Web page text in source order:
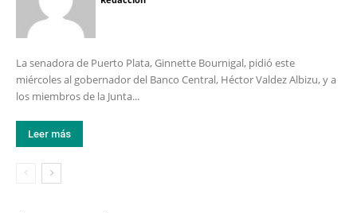
La senadora de Puerto Plata, Ginnette Bournigal, pidió este
miércoles al gobernador del Banco Central, Héctor Valdez Albizu, y a
los miembros de la Junta...
Leer más